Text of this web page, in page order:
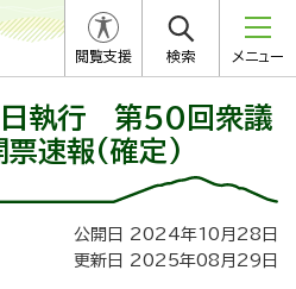
閲覧支援 検索 メニュー
執行 第50回衆議
速報(確定)
公開日 2024年10月28日
更新日 2025年08月29日